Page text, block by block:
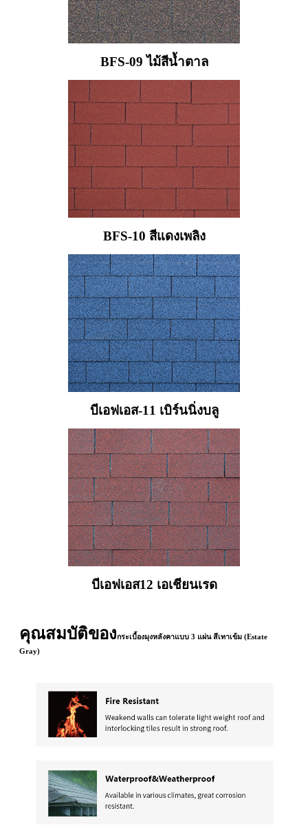
BFS-09 ไม้สีน้ำตาล
BFS-10 สีแดงเพลิง
บีเอฟเอส-11 เบิร์นนิ่งบลู
บีเอฟเอส12 เอเชียนเรด
คุณสมบัติของกระเบื้องมุงหลังคาแบบ 3 แผ่น สีเทาเข้ม (Estate
Gray)